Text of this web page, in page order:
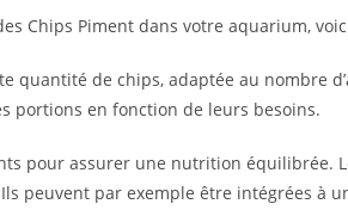
Chips Piment dans votre aquarium,
quantité de chips, adaptée au nombre
portions en fonction de leurs besoins.
pour assurer une nutrition équilibrée.
peuvent par exemple être intégrées à